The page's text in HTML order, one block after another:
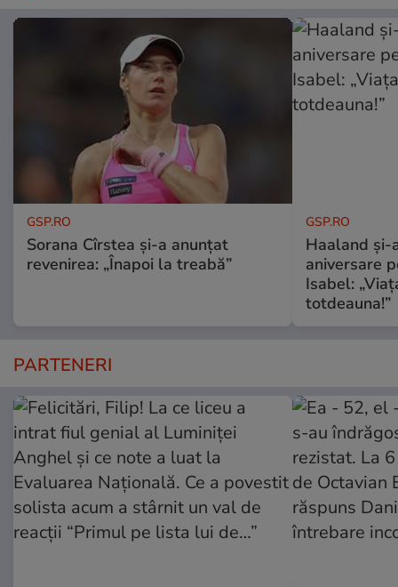
GSP.RO
Sorana Cîrstea și-a anunțat
revenirea: „Înapoi la treabă”
GSP.RO
Haaland
aniversare
Isabel:
totdeauna!”
PARTENERI